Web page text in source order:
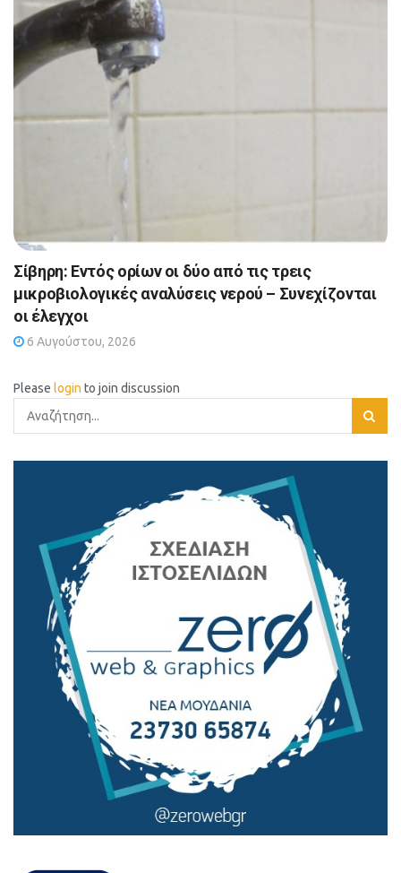
Σίβηρη: Εντός ορίων οι δύο από τις τρεις
μικροβιολογικές αναλύσεις νερού – Συνεχίζονται
οι έλεγχοι
6 Αυγούστου, 2026
Please login to join discussion